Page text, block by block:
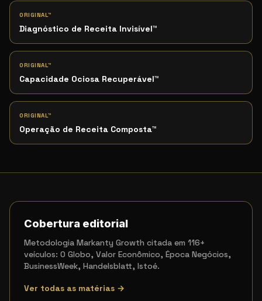
ORIGINAL™
Diagnóstico de Receita Invisível™
ORIGINAL™
Capacidade Ociosa Recuperável™
ORIGINAL™
Operação de Receita Composta™
Cobertura editorial
Metodologia Markanty Growth citada em 116+
veículos: O Globo, Valor Econômico, Época Negócios,
BusinessWeek, Handelsblatt, Istoé.
Ver todas as matérias →